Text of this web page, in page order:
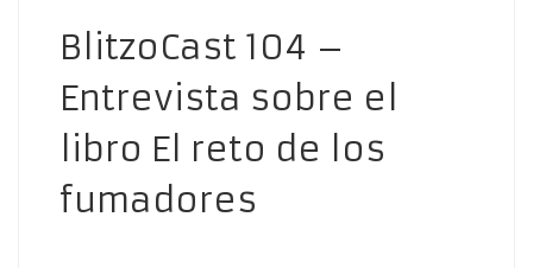
BlitzoCast 104 –
Entrevista sobre el
libro El reto de los
fumadores